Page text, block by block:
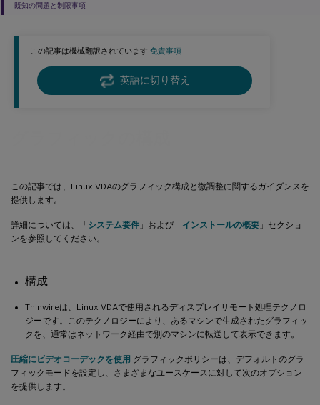
この記事は機械翻訳されています.免責事項
英語に切り替え
この記事では、Linux VDAのグラフィック構成と微調整に関するガイダンスを
提供します。
詳細については、「システム要件 」および「インストールの概要 」セクショ
ンを参照してください。
構成
Thinwireは、Linux VDAで使用されるディスプレイリモート処理テクノロ
ジーです。このテクノロジーにより、あるマシンで生成されたグラフィッ
クを、通常はネットワーク経由で別のマシンに転送して表示できます。
圧縮にビデオコーデックを使用 グラフィックポリシーは、デフォルトのグラ
フィックモードを設定し、さまざまなユースケースに対して次のオプション
を提供します。
既知の問題と制限事項